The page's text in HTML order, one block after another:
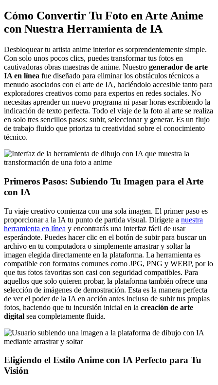
Cómo Convertir Tu Foto en Arte Anime
con Nuestra Herramienta de IA
Desbloquear tu artista anime interior es sorprendentemente simple.
Con solo unos pocos clics, puedes transformar tus fotos en
cautivadoras obras maestras de anime. Nuestro generador de arte
IA en línea fue diseñado para eliminar los obstáculos técnicos a
menudo asociados con el arte de IA, haciéndolo accesible tanto para
exploradores creativos como para expertos en redes sociales. No
necesitas aprender un nuevo programa ni pasar horas escribiendo la
indicación de texto perfecta. Todo el viaje de la foto al arte se realiza
en solo tres sencillos pasos: subir, seleccionar y generar. Es un flujo
de trabajo fluido que prioriza tu creatividad sobre el conocimiento
técnico.
Primeros Pasos: Subiendo Tu Imagen para el Arte
con IA
Tu viaje creativo comienza con una sola imagen. El primer paso es
proporcionar a la IA tu punto de partida visual. Dirígete a nuestra
herramienta en línea y encontrarás una interfaz fácil de usar
esperándote. Puedes hacer clic en el botón de subir para buscar un
archivo en tu computadora o simplemente arrastrar y soltar la
imagen elegida directamente en la plataforma. La herramienta es
compatible con formatos comunes como JPG, PNG y WEBP, por lo
que tus fotos favoritas son casi con seguridad compatibles. Para
aquellos que solo quieren probar, la plataforma también ofrece una
selección de imágenes de demostración. Esta es la manera perfecta
de ver el poder de la IA en acción antes incluso de subir tus propias
fotos, haciendo que tu incursión inicial en la creación de arte
digital sea completamente fluida.
Eligiendo el Estilo Anime con IA Perfecto para Tu
Visión